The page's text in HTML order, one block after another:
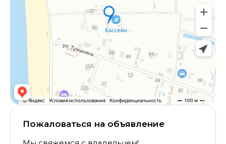
Пожаловаться на объявление